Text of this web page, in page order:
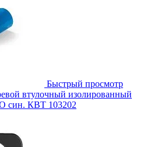
Быстрый просмотр
втулочный изолированный
КВТ 103202